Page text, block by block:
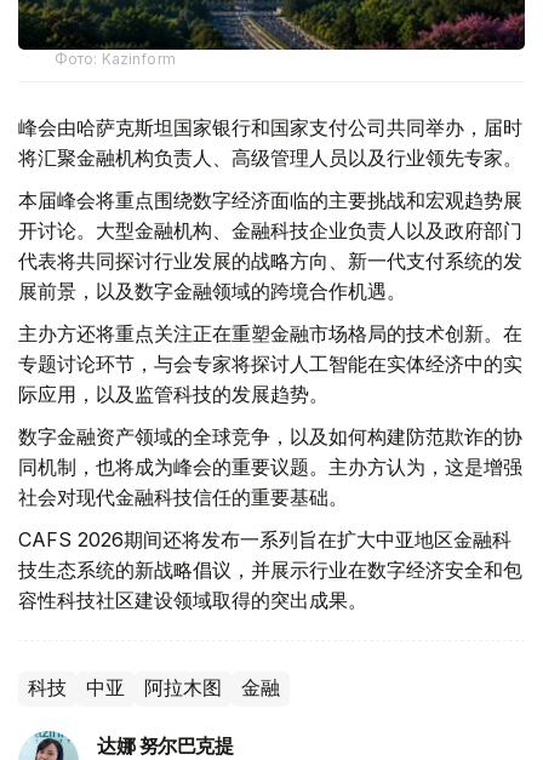
Фото: Kazinform
峰会由哈萨克斯坦国家银行和国家支付公司共同举办，届时
将汇聚金融机构负责人、高级管理人员以及行业领先专家。
本届峰会将重点围绕数字经济面临的主要挑战和宏观趋势展
开讨论。大型金融机构、金融科技企业负责人以及政府部门
代表将共同探讨行业发展的战略方向、新一代支付系统的发
展前景，以及数字金融领域的跨境合作机遇。
主办方还将重点关注正在重塑金融市场格局的技术创新。在
专题讨论环节，与会专家将探讨人工智能在实体经济中的实
际应用，以及监管科技的发展趋势。
数字金融资产领域的全球竞争，以及如何构建防范欺诈的协
同机制，也将成为峰会的重要议题。主办方认为，这是增强
社会对现代金融科技信任的重要基础。
CAFS 2026期间还将发布一系列旨在扩大中亚地区金融科
技生态系统的新战略倡议，并展示行业在数字经济安全和包
容性科技社区建设领域取得的突出成果。
科技 中亚 阿拉木图 金融
达娜 努尔巴克提